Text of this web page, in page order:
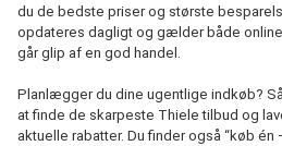
du de bedste priser og største
opdateres dagligt og gælder både
går glip af en god handel.
Planlægger du dine ugentlige indkøb?
at finde de skarpeste Thiele tilbud og
aktuelle rabatter. Du finder også “køb én